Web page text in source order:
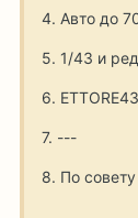
4. Авто до
5. 1/43 и
6.
7. ---
8. По совету